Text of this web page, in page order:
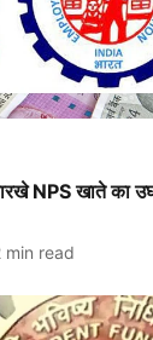
NPS खाते का
min read